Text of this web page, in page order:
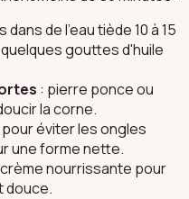
de l'eau tiède 10 à 15
gouttes d'huile
: pierre ponce ou
la corne.
éviter les ongles
une forme nette.
nourrissante pour
douce.